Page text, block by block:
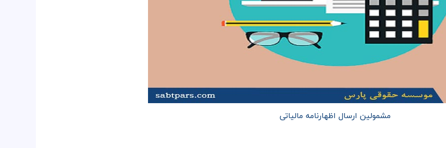
مشمولین ارسال اظهارنامه مالیاتی